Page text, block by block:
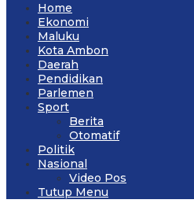
Home
Ekonomi
Maluku
Kota Ambon
Daerah
Pendidikan
Parlemen
Sport
Berita
Otomatif
Politik
Nasional
Video Pos
Tutup Menu